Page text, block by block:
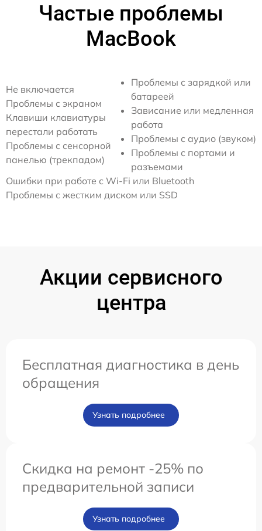
Частые проблемы
MacBook
Не включается
Проблемы с экраном
Клавиши клавиатуры
перестали работать
Проблемы с сенсорной
панелью (трекпадом)
Проблемы с зарядкой или
батареей
Зависание или медленная
работа
Проблемы с аудио (звуком)
Проблемы с портами и
разъемами
Ошибки при работе с Wi-Fi или Bluetooth
Проблемы с жестким диском или SSD
Акции сервисного
центра
Бесплатная диагностика в день
обращения
Узнать подробнее
Скидка на ремонт -25% по
предварительной записи
Узнать подробнее